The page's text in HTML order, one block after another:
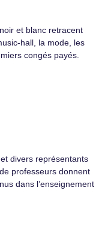
et blanc retracent
hall, la mode, les
congés payés.
divers représentants
professeurs donnent
dans l’enseignement